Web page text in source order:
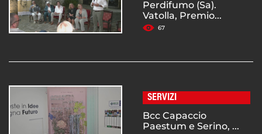
Perdifumo (Sa).
Vatolla, Premio...
67
SERVIZI
Bcc Capaccio
Paestum e Serino, ...